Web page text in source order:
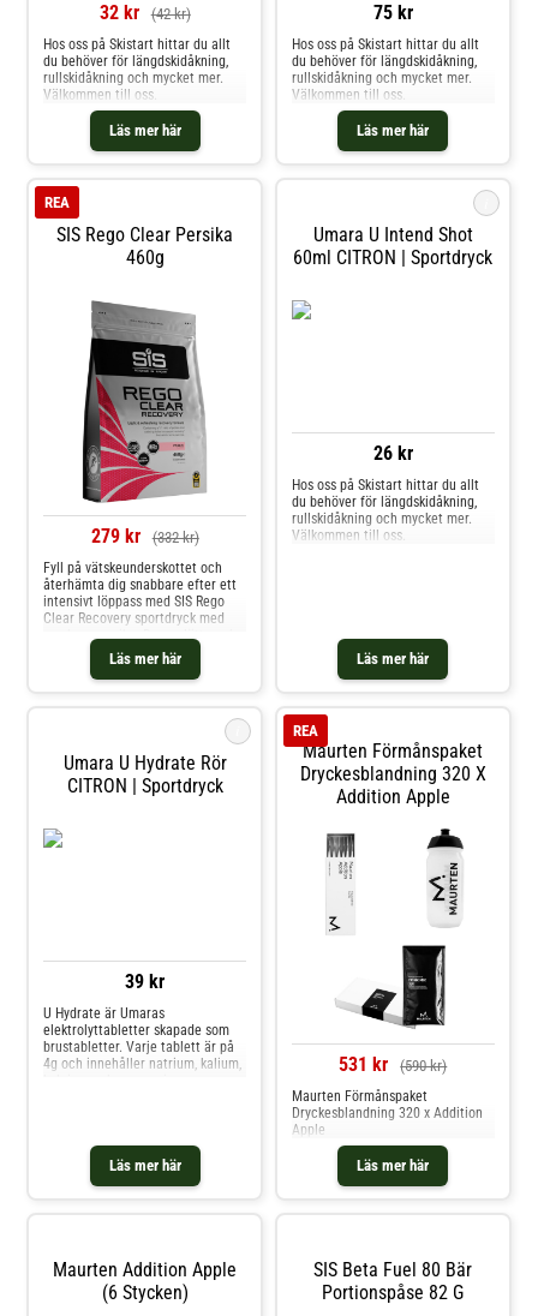
32 kr (42 kr)
Läs mer här
Hos oss på Skistart hittar du allt
du behöver för längdskidåkning,
rullskidåkning och mycket mer.
Välkommen till oss.
75 kr
Läs mer här
Hos oss på Skistart hittar du allt
du behöver för längdskidåkning,
rullskidåkning och mycket mer.
Välkommen till oss.
SIS Rego Clear Persika
460g
REA
279 kr (332 kr)
Läs mer här
Fyll på vätskeunderskottet och
återhämta dig snabbare efter ett
intensivt löppass med SIS Rego
Clear Recovery sportdryck med
smak av persika. Denna lätta och
uppfriskande återhämtningsdryck
kombinerar 20 g klart
vassleprotein med 21 g
Umara U Intend Shot
60ml CITRON | Sportdryck
26 kr
Läs mer här
Hos oss på Skistart hittar du allt
du behöver för längdskidåkning,
rullskidåkning och mycket mer.
Välkommen till oss.
Umara U Hydrate Rör
CITRON | Sportdryck
39 kr
Läs mer här
U Hydrate är Umaras
elektrolyttabletter skapade som
brustabletter. Varje tablett är på
4g och innehåller natrium, kalium,
för träningspass där målet är att
träna utan extr
Maurten Förmånspaket
Dryckesblandning 320 X
Addition Apple
REA
531 kr (590 kr)
Läs mer här
Maurten Förmånspaket
Dryckesblandning 320 x Addition
Apple
Maurten Addition Apple
(6 Stycken)
SIS Beta Fuel 80 Bär
Portionspåse 82 G